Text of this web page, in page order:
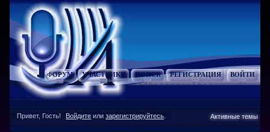
ФОРУМ УЧАСТНИКИ ПОИСК РЕГИСТРАЦИЯ ВОЙТИ
Активные темы
Привет, Гость! Войдите илизарегистрируйтесь